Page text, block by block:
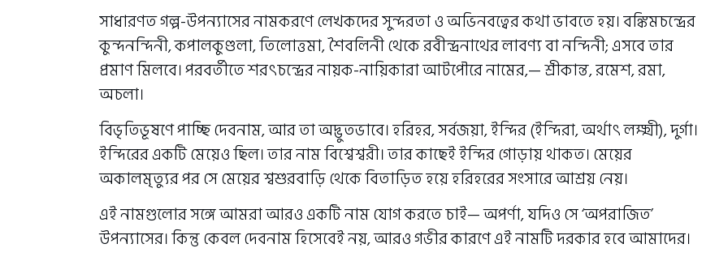
সাধারণত গল্প-উপন‍্যাসের নামকরণে লেখকদের সুন্দরতা ও অভিনবত্বের কথা ভাবতে হয়। বঙ্কিমচন্দ্রের
কুন্দনন্দিনী, কপালকুণ্ডলা, তিলোত্তমা, শৈবলিনী থেকে রবীন্দ্রনাথের লাবণ‍্য বা নন্দিনী; এসবে তার
প্রমাণ মিলবে। পরবর্তীতে শরৎচন্দ্রের নায়ক-নায়িকারা আটপৌরে নামের,— শ্রীকান্ত, রমেশ, রমা,
অচলা।
বিভৃতিভূষণে পাচ্ছি দেবনাম,‍ আর তা অদ্ভুতভাবে। হরিহর, সর্বজয়া, ইন্দির (ইন্দিরা, অর্থাৎ লক্ষ্মী), দুর্গা।
ইন্দিরের একটি মেয়েও ছিল। তার নাম বিশ্বেশ্বরী। তার কাছেই ইন্দির গোড়ায় থাকত। মেয়ের
অকালমৃত‍্যুর পর সে মেয়ের শ্বশুরবাড়ি থেকে বিতাড়িত হয়ে হরিহরের সংসারে আশ্রয় নেয়।
এই নামগুলোর সঙ্গে আমরা আরও একটি নাম যোগ করতে চাই— অপর্ণা, যদিও সে ‘অপরাজিত’
উপন‍্যাসের। কিন্তু কেবল দেবনাম হিসেবেই নয়, আরও গভীর কারণে এই নামটি দরকার হবে আমাদের।